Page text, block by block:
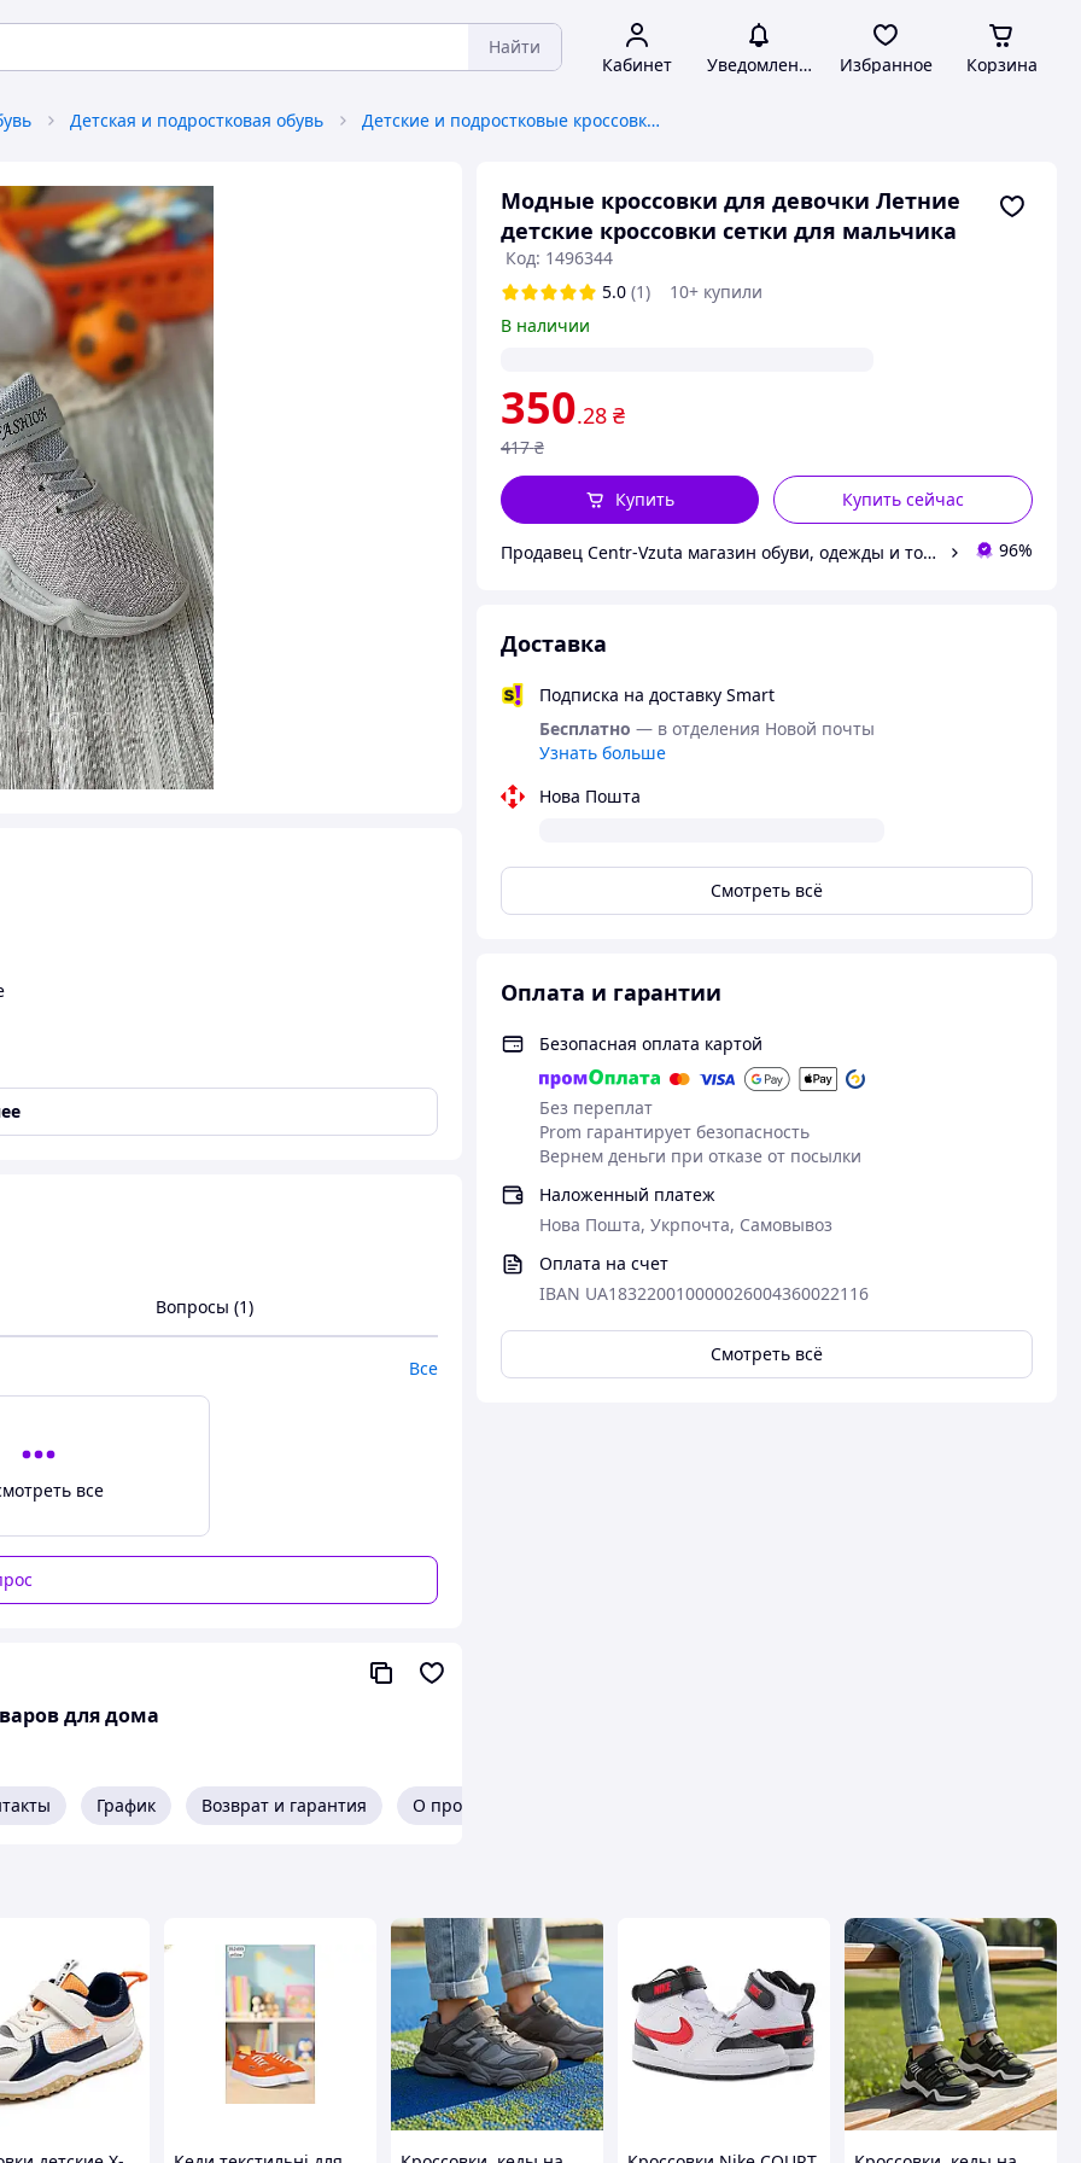
Найти
Кабинет Уведомления Избранное Корзина
Детская и подростковая обувь Детские и подростковые кроссовки, кеды
Модные кроссовки для девочки Летние
детские кроссовки сетки для мальчика
Код: 1496344
5.0 (1)
10+ купили
В наличии
350.28 ₴
417 ₴
Купить сейчас
Купить
Продавец Centr-Vzuta магазин обуви, одежды и товаров для дома 96%
Доставка
Подписка на доставку Smart
Бесплатно — в отделения Новой почты
Узнать больше
Нова Пошта
Смотреть всё
Оплата и гарантии
Безопасная оплата картой
Без переплат
Prom гарантирует безопасность
Вернем деньги при отказе от посылки
Наложенный платеж
Нова Пошта, Укрпочта, Самовывоз
Оплата на счет
IBAN UA183220010000026004360022116
Смотреть всё
спортом и прогулок по городу.
каждым клиентом!
Вопросы (1)
Все
все
для дома
График Возврат и гарантия О продавце